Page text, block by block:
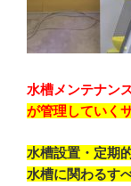
水槽メンテナン
が管理していく
水槽設置・定期
水槽に関わるす